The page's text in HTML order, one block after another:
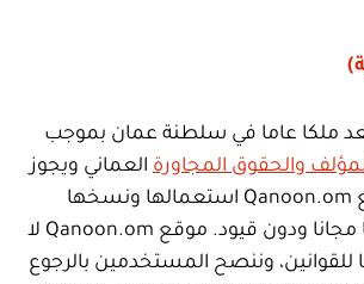
ملكا عاما في سلطنة عمان بموجب
والحقوق المجاورة العماني ويجوز
لمستخدمي موقع Qanoon.om استعمالها ونسخها
ونشرها وترجمتها مجانا ودون قيود. موقع Qanoon.om لا
وننصح المستخدمين بالرجوع